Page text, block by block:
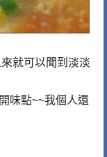
就可以聞到淡淡
味點~~我個人還